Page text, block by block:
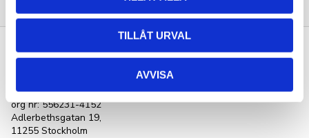
TILLÅT URVAL
AVVISA
Kontakta oss
LetOut Equipment AB
org nr: 556231-4152
Adlerbethsgatan 19,
11255 Stockholm